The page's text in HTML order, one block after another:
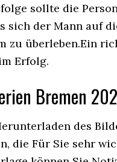
sollte die
sich der Mann auf
zu überleben.Ein
Erfolg.
Bremen
des
die Für Sie sehr